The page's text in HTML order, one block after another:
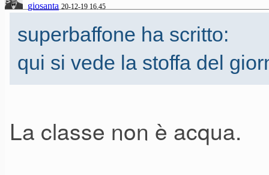
giosanta 20-12-19 16.45
superbaffone ha scritto:
qui si vede la stoffa del
La classe non è acqua.